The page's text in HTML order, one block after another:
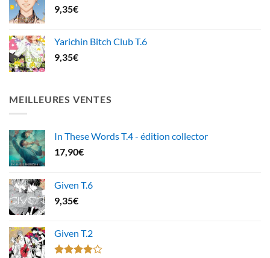
9,35€
Yarichin Bitch Club T.6
9,35€
MEILLEURES VENTES
In These Words T.4 - édition collector
17,90€
Given T.6
9,35€
Given T.2